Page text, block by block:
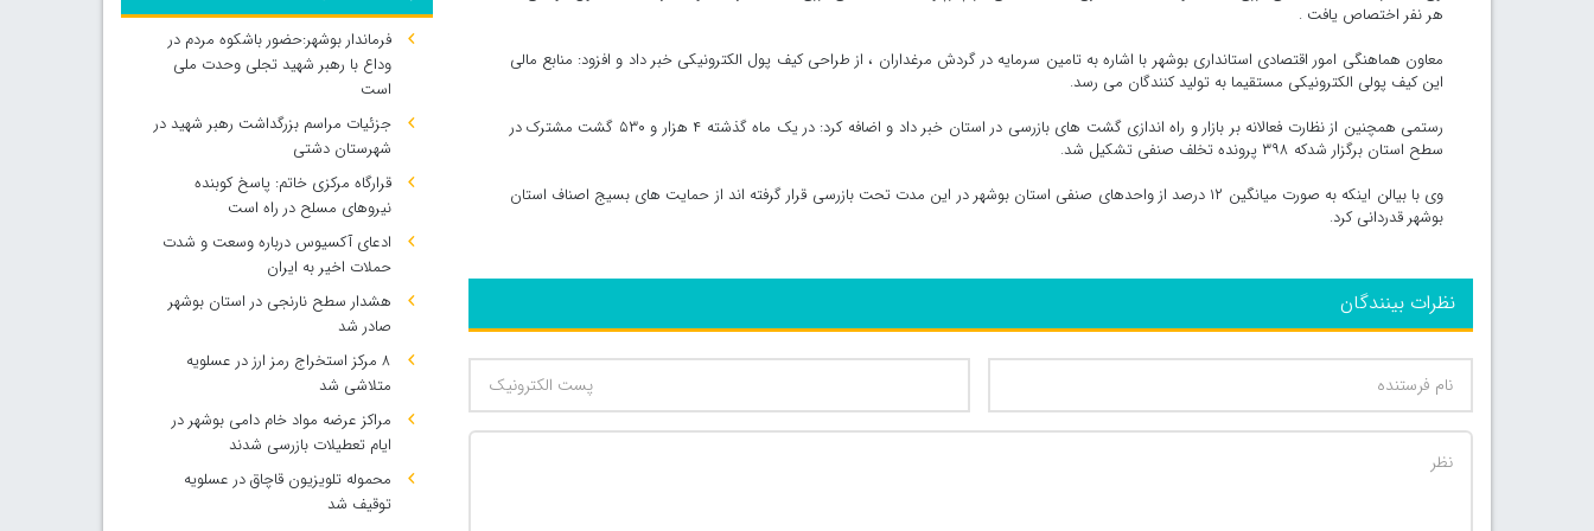
هر نفر اختصاص یافت .
معاون هماهنگی امور اقتصادی استانداری بوشهر با اشاره به تامین سرمایه در گردش مرغداران ، از طراحی کیف پول الکترونیکی خبر داد و افزود: منابع مالی
این کیف پولی الکترونیکی مستقیما به تولید کنندگان می رسد.
رستمی همچنین از نظارت فعالانه بر بازار و راه اندازی گشت های بازرسی در استان خبر داد و اضافه کرد: در یک ماه گذشته ۴ هزار و ۵۳۰ گشت مشترک در
سطح استان برگزار شدکه ۳۹۸ پرونده تخلف صنفی تشکیل شد.
وی با بیالن اینکه به صورت میانگین ۱۲ درصد از واحدهای صنفی استان بوشهر در این مدت تحت بازرسی قرار گرفته اند از حمایت های بسیج اصناف استان
بوشهر قدردانی کرد.
نظرات بینندگان
فرماندار بوشهر:حضور باشکوه مردم در
وداع با رهبر شهید تجلی وحدت ملی
است
جزئیات مراسم بزرگداشت رهبر شهید در
شهرستان دشتی
قرارگاه مرکزی خاتم: پاسخ کوبنده
نیروهای مسلح در راه است
ادعای آکسیوس درباره وسعت و شدت
حملات اخیر به ایران
هشدار سطح نارنجی در استان بوشهر
صادر شد
۸ مرکز استخراج رمز ارز در عسلویه
متلاشی شد
مراکز عرضه مواد خام دامی بوشهر در
ایام تعطیلات بازرسی شدند
محموله تلویزیون قاچاق در عسلویه
توقیف شد